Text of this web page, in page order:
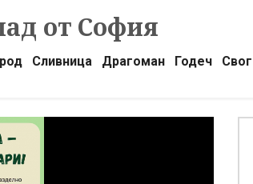
от София
Сливница Драгоман Годеч